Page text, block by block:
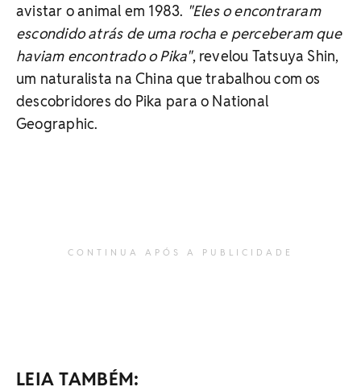
avistar o animal em 1983. "Eles o encontraram
escondido atrás de uma rocha e perceberam que
haviam encontrado o Pika", revelou Tatsuya Shin,
um naturalista na China que trabalhou com os
descobridores do Pika para o National
Geographic.
CONTINUA APÓS A PUBLICIDADE
LEIA TAMBÉM: